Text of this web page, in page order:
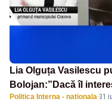
Lia Olguța Vasilescu
Bolojan:”Dacă îl
funcție”
Politica Interna - nationala·31